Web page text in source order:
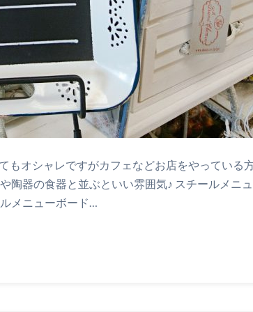
もオシャレですがカフェなどお店をやっている
陶器の食器と並ぶといい雰囲気♪ スチールメニュ
メニューボード…